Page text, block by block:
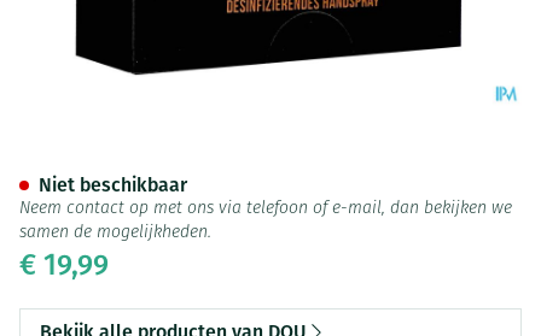
€ 19,99
Niet beschikbaar
Neem contact op met ons via telefoon of e-mail, dan bekijken we
samen de mogelijkheden.